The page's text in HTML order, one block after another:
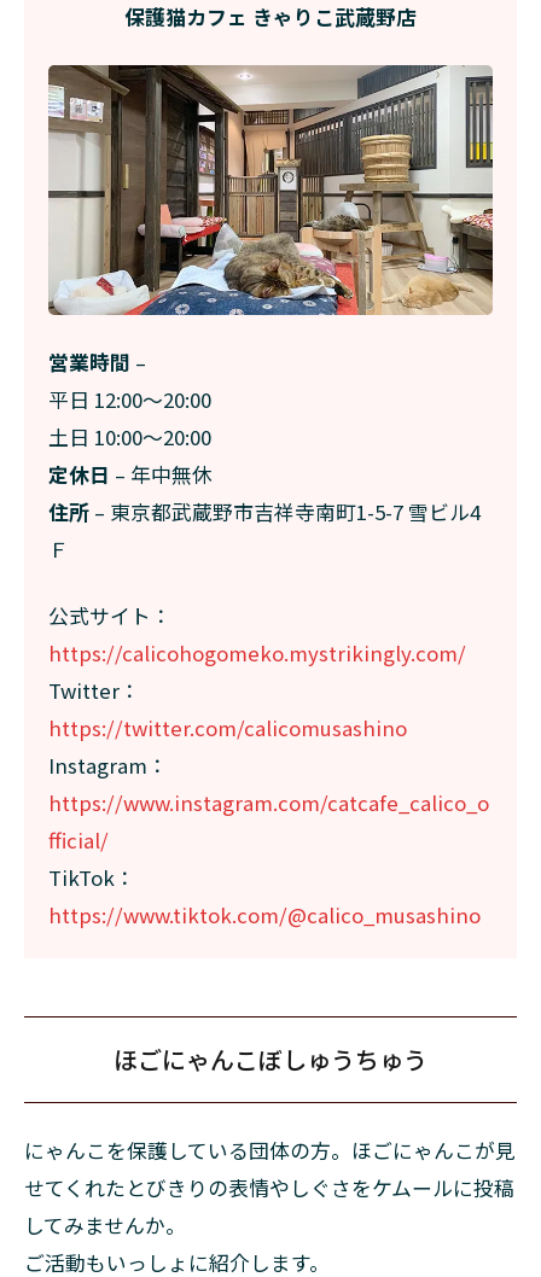
保護猫カフェ きゃりこ武蔵野店
営業時間 –
平日 12:00〜20:00
土日 10:00〜20:00
定休日 – 年中無休
住所 – 東京都武蔵野市吉祥寺南町1-5-7 雪ビル4
Ｆ
公式サイト：
https://calicohogomeko.mystrikingly.com/
Twitter：
https://twitter.com/calicomusashino
Instagram：
https://www.instagram.com/catcafe_calico_o
fficial/
TikTok：
https://www.tiktok.com/@calico_musashino
ほごにゃんこぼしゅうちゅう
にゃんこを保護している団体の方。ほごにゃんこが見
せてくれたとびきりの表情やしぐさをケムールに投稿
してみませんか。
ご活動もいっしょに紹介します。